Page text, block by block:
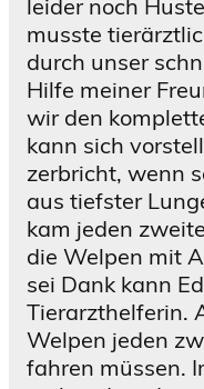
leider noch
musste
durch unser
Hilfe meiner
wir den
kann sich
zerbricht, wenn
aus tiefster
kam jeden
die Welpen mit
sei Dank kann
Tierarzthelferin.
Welpen jeden
fahren müssen.